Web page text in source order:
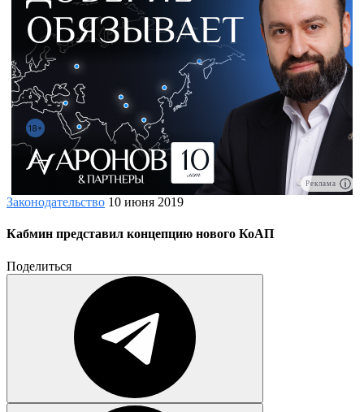
Реклама
Законодательство 10 июня 2019
Кабмин представил концепцию нового КоАП
Поделиться